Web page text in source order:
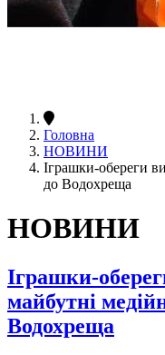
Головна
НОВИНИ
Іграшки-обереги
до Водохреща
НОВИНИ
Іграшки-
майбутні
Водохреща